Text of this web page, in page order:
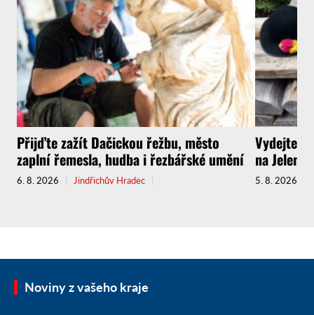
Přijďte zažít Dačickou řežbu, město
zaplní řemesla, hudba i řezbářské umění
6. 8. 2026 Jindřichův Hradec
Vydejte
na
5. 8. 2026
Noviny z vašeho kraje